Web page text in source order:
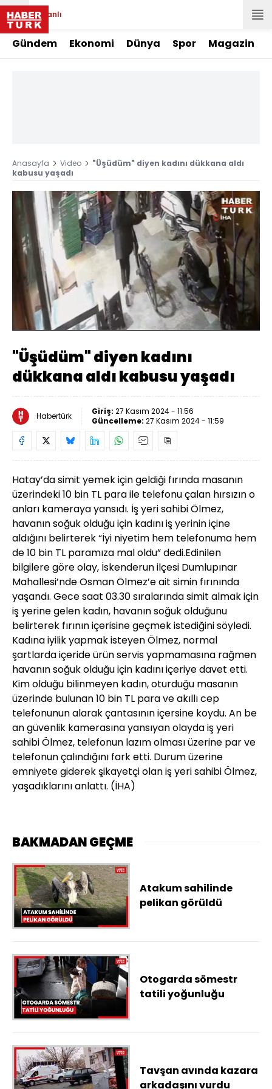
Canlı
Gündem Ekonomi Dünya Spor Magazin
Anasayfa Video
"Üşüdüm" diyen kadını dükkana aldı
kabusu yaşadı
Sesi
Aç
Yüklendi
21.66%
Oynatma
Hızı
"Üşüdüm" diyen kadını
dükkana aldı kabusu yaşadı
Habertürk Giriş: 27 Kasım 2024 - 11:56
Güncelleme: 27 Kasım 2024 - 11:59
Hatay’da simit yemek için geldiği fırında masanın
üzerindeki 10 bin TL para ile telefonu çalan hırsızın o
anları kameraya yansıdı. İş yeri sahibi Ölmez,
havanın soğuk olduğu için kadını iş yerinin içine
aldığını belirterek “İyi niyetim hem telefonuma hem
de 10 bin TL paramıza mal oldu” dedi.Edinilen
bilgilere göre olay, İskenderun ilçesi Dumlupınar
Mahallesi’nde Osman Ölmez’e ait simin fırınında
yaşandı. Gece saat 03.30 sıralarında simit almak için
iş yerine gelen kadın, havanın soğuk olduğunu
belirterek fırının içerisine geçmek istediğini söyledi.
Kadına iyilik yapmak isteyen Ölmez, normal
şartlarda içeride ürün servis yapmamasına rağmen
havanın soğuk olduğu için kadını içeriye davet etti.
Kim olduğu bilinmeyen kadın, oturduğu masanın
üzerinde bulunan 10 bin TL para ve akıllı cep
telefonunun alarak çantasının içersine koydu. An be
an güvenlik kamerasına yansıyan olayda iş yeri
sahibi Ölmez, telefonun lazım olması üzerine par ve
telefonun çalındığını fark etti. Durum üzerine
emniyete giderek şikayetçi olan iş yeri sahibi Ölmez,
yaşadıklarını anlattı. (İHA)
BAKMADAN GEÇME
Atakum sahilinde
pelikan görüldü
Otogarda sömestr
tatili yoğunluğu
Tavşan avında kazara
arkadaşını vurdu